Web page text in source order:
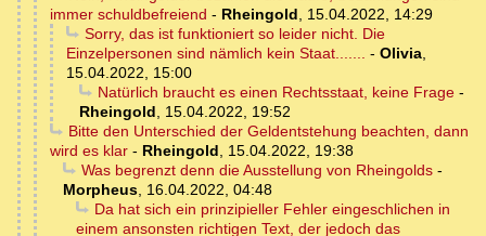
immer schuldbefreiend - Rheingold, 15.04.2022, 14:29
Sorry, das ist funktioniert so leider nicht. Die
Einzelpersonen sind nämlich kein Staat....... - Olivia,
15.04.2022, 15:00
Natürlich braucht es einen Rechtsstaat, keine Frage-
Rheingold, 15.04.2022, 19:52
Bitte den Unterschied der Geldentstehung beachten, dann
wird es klar - Rheingold, 15.04.2022, 19:38
Was begrenzt denn die Ausstellung von Rheingolds-
Morpheus, 16.04.2022, 04:48
Da hat sich ein prinzipieller Fehler eingeschlichen in
einem ansonsten richtigen Text, der jedoch das